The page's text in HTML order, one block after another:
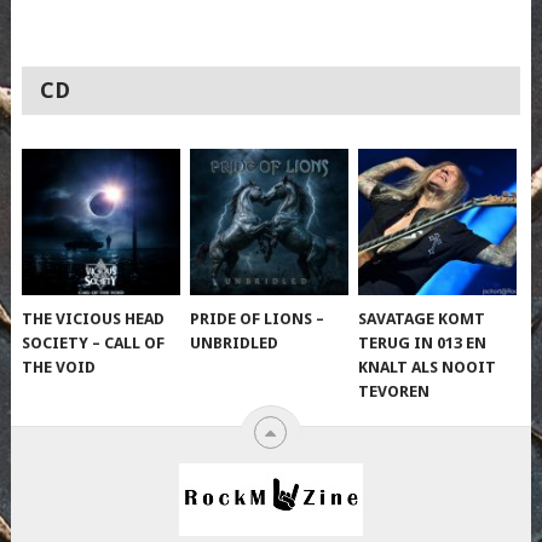
CD
THE VICIOUS HEAD
SOCIETY – CALL OF
THE VOID
PRIDE OF LIONS –
UNBRIDLED
SAVATAGE KOMT
TERUG IN 013 EN
KNALT ALS NOOIT
TEVOREN